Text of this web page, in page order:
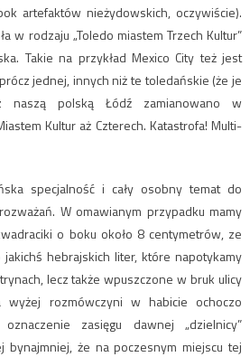
artefaktów nieżydowskich, oczywiście).
w rodzaju „Toledo miastem Trzech Kultur”
Takie na przykład Mexico City też jest
jednej, innych niż te toledańskie (że je
naszą polską Łódź zamianowano w
Kultur aż Czterech. Katastrofa! Multi-
specjalność i cały osobny temat do
W omawianym przypadku mamy
o boku około 8 centymetrów, ze
hebrajskich liter, które napotykamy
lecz także wpuszczone w bruk ulicy
wyżej rozmówczyni w habicie ochoczo
zasięgu dawnej „dzielnicy”
że na poczesnym miejscu tej